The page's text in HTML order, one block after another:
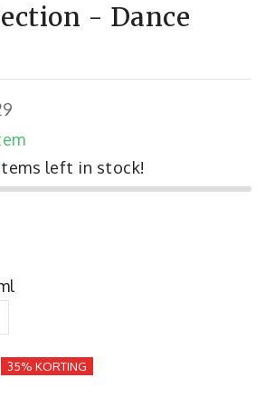
- Dance
left in stock!
35% KORTING